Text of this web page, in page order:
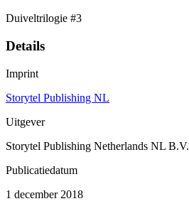
Duiveltrilogie #3
Details
Imprint
Storytel Publishing NL
Uitgever
Storytel Publishing Netherlands NL B.V.
Publicatiedatum
1 december 2018